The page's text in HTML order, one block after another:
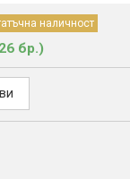
наличност
бр.)